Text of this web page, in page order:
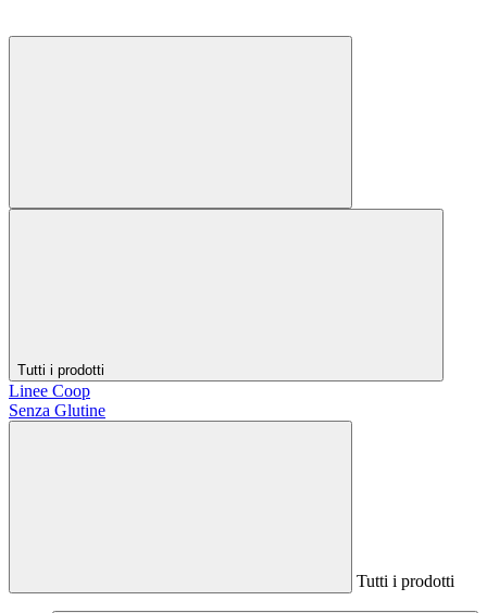
Tutti i prodotti
Linee Coop
Senza Glutine
Tutti i prodotti